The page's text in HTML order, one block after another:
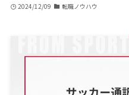
2024/12/09 転職ノウハウ